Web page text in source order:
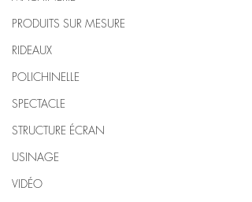
PRODUITS SUR MESURE
RIDEAUX
POLICHINELLE
SPECTACLE
STRUCTURE ÉCRAN
USINAGE
VIDÉO